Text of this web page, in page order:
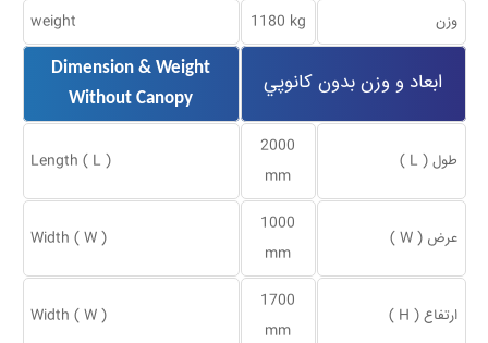
وزن 1180 kg
weight
ابعاد و وزن بدون كانوپي
Dimension & Weight
Without Canopy
طول ( L )
2000
mm
Length ( L )
عرض ( W )
1000
mm
Width ( W )
ارتفاع ( H )
1700
mm
Width ( W )